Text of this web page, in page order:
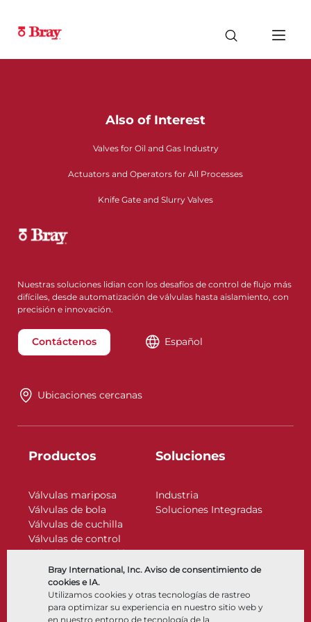
Bray International, Inc. Aviso de consentimiento de
cookies e IA.
Utilizamos cookies y otras tecnologías de rastreo
para optimizar su experiencia en nuestro sitio web y
en nuestro entorno de tecnología de la
Also of Interest
Valves for Oil and Gas Industry
Actuators and Operators for All Processes
Knife Gate and Slurry Valves
Nuestras soluciones lidian con los desafíos de control de flujo más
difíciles, desde automatización de válvulas hasta aislamiento, con
precisión e innovación.
Contáctenos Español
Ubicaciones cercanas
Productos
Válvulas mariposa
Válvulas de bola
Válvulas de cuchilla
Válvulas de control
Válvulas de retención
Actuadores
Accesorios de control
Criogénico
Soluciones
Industria
Soluciones Integradas
Compañía Recursos